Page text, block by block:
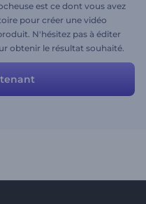
est ce dont vous avez
pour créer une vidéo
N'hésitez pas à éditer
obtenir le résultat souhaité.
et votre vidéo est prête!